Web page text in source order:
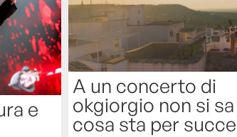
e
A un concerto di
okgiorgio non si
cosa sta per